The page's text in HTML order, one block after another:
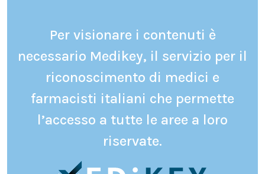
Per visionare i contenuti è
necessario Medikey, il servizio per il
riconoscimento di medici e
farmacisti italiani che permette
l’accesso a tutte le aree a loro
riservate.